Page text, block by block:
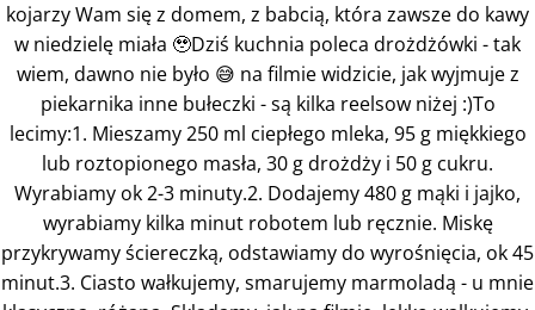
kojarzy Wam się z domem, z babcią, która zawsze do kawy
w niedzielę miała 🥹Dziś kuchnia poleca drożdżówki - tak
wiem, dawno nie było 😅 na filmie widzicie, jak wyjmuje z
piekarnika inne bułeczki - są kilka reelsow niżej :)To
lecimy:1. Mieszamy 250 ml ciepłego mleka, 95 g miękkiego
lub roztopionego masła, 30 g drożdży i 50 g cukru.
Wyrabiamy ok 2-3 minuty.2. Dodajemy 480 g mąki i jajko,
wyrabiamy kilka minut robotem lub ręcznie. Miskę
przykrywamy ściereczką, odstawiamy do wyrośnięcia, ok 45
minut.3. Ciasto wałkujemy, smarujemy marmoladą - u mnie